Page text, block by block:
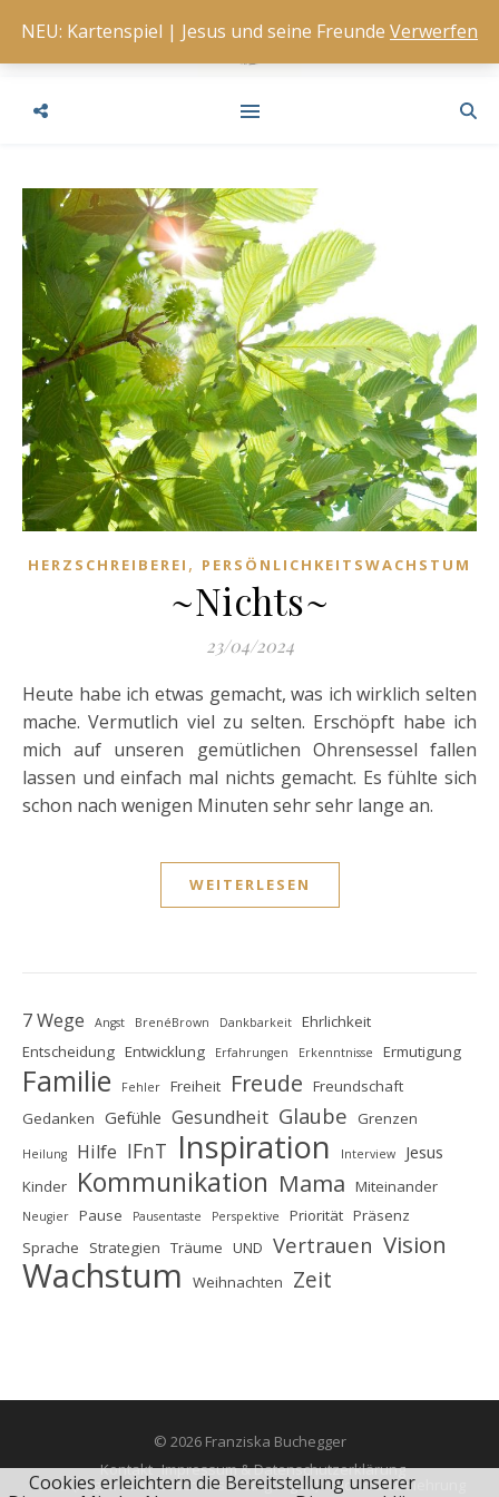
HERZSCHREIBEREI , PERSÖNLICHKEITSWACHSTUM
~Nichts~
23/04/2024
Heute habe ich etwas gemacht, was ich wirklich selten
mache. Vermutlich viel zu selten. Erschöpft habe ich
mich auf unseren gemütlichen Ohrensessel fallen
lassen und einfach mal nichts gemacht. Es fühlte sich
schon nach wenigen Minuten sehr sehr lange an.
WEITERLESEN
7 Wege Angst BrenéBrown Dankbarkeit
Ehrlichkeit
Entscheidung Entwicklung Erfahrungen Erkenntnisse Ermutigung
Familie Fehler Freiheit Freude Freundschaft
Gedanken Gefühle Gesundheit Glaube Grenzen
Heilung Hilfe IFnT Inspiration Interview Jesus
Kinder Kommunikation Mama Miteinander
Neugier Pause Pausentaste Perspektive Priorität Präsenz
Sprache
Strategien Träume UND Vertrauen Vision
Wachstum Weihnachten Zeit
© 2026 Franziska Buchegger
Kontakt Impressum & Datenschutzerklärung
AGB (Allgemeine Geschäftsbedingungen) Widerrufsbelehrung
NEU: Kartenspiel | Jesus und seine Freunde Verwerfen
Cookies erleichtern die Bereitstellung unserer